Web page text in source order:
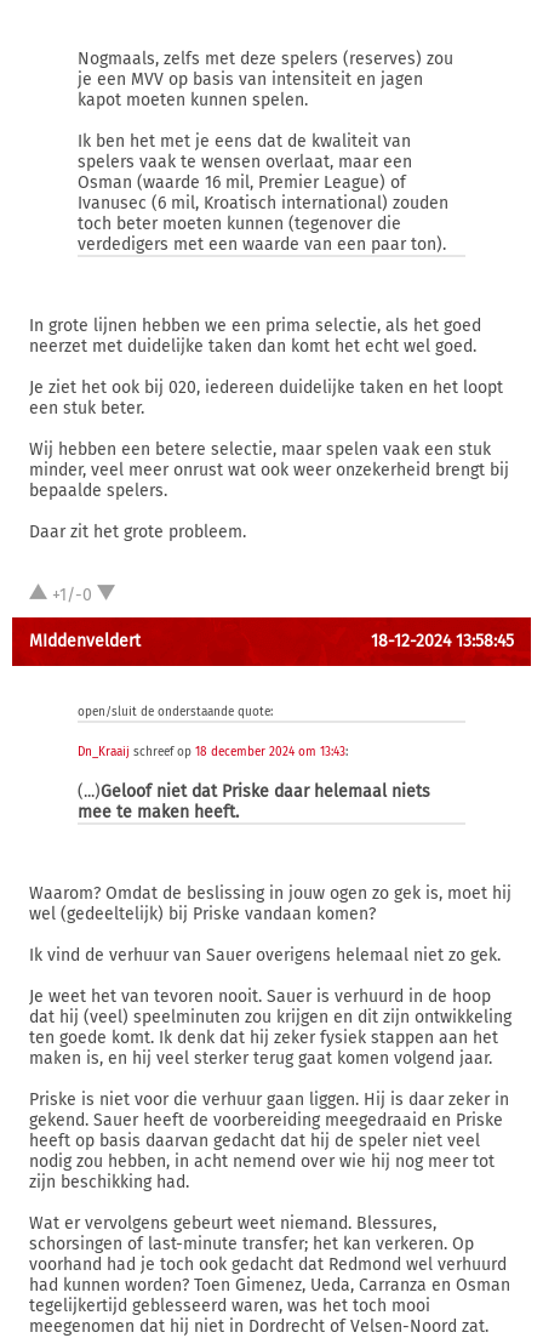
Nogmaals, zelfs met deze spelers (reserves) zou
je een MVV op basis van intensiteit en jagen
kapot moeten kunnen spelen.
Ik ben het met je eens dat de kwaliteit van
spelers vaak te wensen overlaat, maar een
Osman (waarde 16 mil, Premier League) of
Ivanusec (6 mil, Kroatisch international) zouden
toch beter moeten kunnen (tegenover die
verdedigers met een waarde van een paar ton).
In grote lijnen hebben we een prima selectie, als het goed
neerzet met duidelijke taken dan komt het echt wel goed.
Je ziet het ook bij 020, iedereen duidelijke taken en het loopt
een stuk beter.
Wij hebben een betere selectie, maar spelen vaak een stuk
minder, veel meer onrust wat ook weer onzekerheid brengt bij
bepaalde spelers.
Daar zit het grote probleem.
+1/-0
MIddenveldert 18-12-2024 13:58:45
open/sluit de onderstaande quote:
Dn_Kraaij schreef op 18 december 2024 om 13:43:
(...)Geloof niet dat Priske daar helemaal niets
mee te maken heeft.
Waarom? Omdat de beslissing in jouw ogen zo gek is, moet hij
wel (gedeeltelijk) bij Priske vandaan komen?
Ik vind de verhuur van Sauer overigens helemaal niet zo gek.
Je weet het van tevoren nooit. Sauer is verhuurd in de hoop
dat hij (veel) speelminuten zou krijgen en dit zijn ontwikkeling
ten goede komt. Ik denk dat hij zeker fysiek stappen aan het
maken is, en hij veel sterker terug gaat komen volgend jaar.
Priske is niet voor die verhuur gaan liggen. Hij is daar zeker in
gekend. Sauer heeft de voorbereiding meegedraaid en Priske
heeft op basis daarvan gedacht dat hij de speler niet veel
nodig zou hebben, in acht nemend over wie hij nog meer tot
zijn beschikking had.
Wat er vervolgens gebeurt weet niemand. Blessures,
schorsingen of last-minute transfer; het kan verkeren. Op
voorhand had je toch ook gedacht dat Redmond wel verhuurd
had kunnen worden? Toen Gimenez, Ueda, Carranza en Osman
tegelijkertijd geblesseerd waren, was het toch mooi
meegenomen dat hij niet in Dordrecht of Velsen-Noord zat.